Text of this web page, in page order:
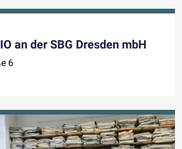
an der SBG Dresden mbH
6